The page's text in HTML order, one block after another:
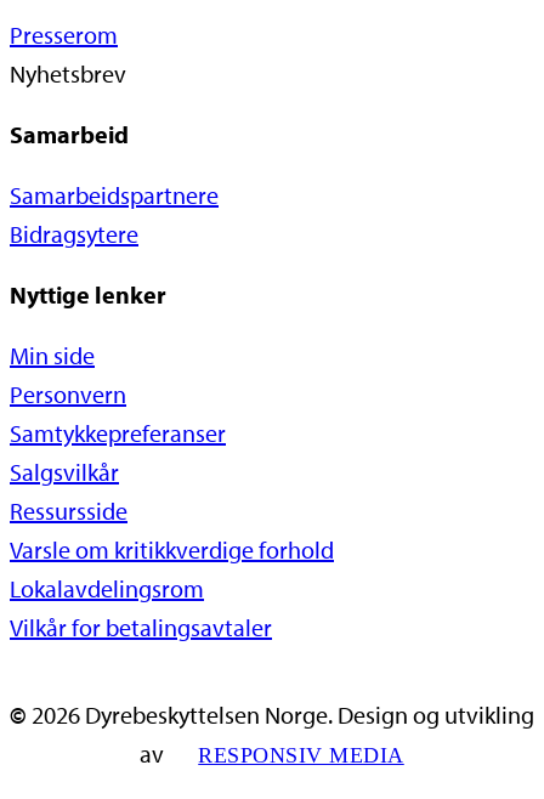
Presserom
Nyhetsbrev
Samarbeid
Samarbeidspartnere
Bidragsytere
Nyttige lenker
Min side
Personvern
Samtykkepreferanser
Salgsvilkår
Ressursside
Varsle om kritikkverdige forhold
Lokalavdelingsrom
Vilkår for betalingsavtaler
© 2026 Dyrebeskyttelsen Norge. Design og utvikling
av
RESPONSIV MEDIA